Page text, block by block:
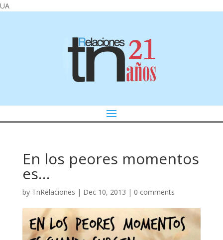
UA
En los peores momentos
es…
by TnRelaciones | Dec 10, 2013 | 0 comments